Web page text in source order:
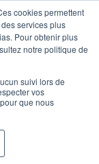
cookies permettent
services plus
Pour obtenir plus
notre politique de
suivi lors de
vos
que nous